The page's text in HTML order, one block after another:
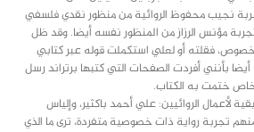
نجيب محفوظ الروائية من منظور نقدي فلسفي
مؤنس الرزاز من المنظور نفسه أيضا. وقد ظل
فقلته أو لعلي استكملت قوله عبر كتابي
أيضا بأنني أفردت الصفحات التي كتبها برتراند رسل
ختمت به الكتاب.
لأعمال الروائيين: علي أحمد باكثير، وإلياس
تجربة رواية ذات خصوصية متفردة، ترى ما الذي